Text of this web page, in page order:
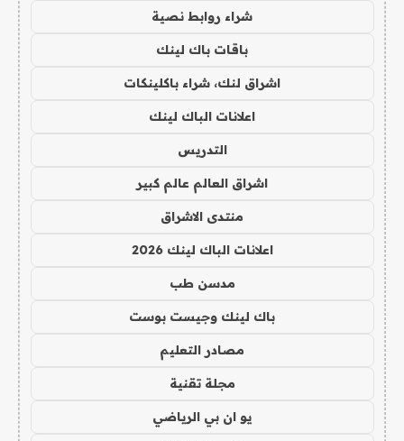
شراء روابط نصية
باقات باك لينك
اشراق لنك، شراء باكلينكات
اعلانات الباك لينك
التدريس
اشراق العالم عالم كبير
منتدى الاشراق
اعلانات الباك لينك 2026
مدسن طب
باك لينك وجيست بوست
مصادر التعليم
مجلة تقنية
يو ان بي الرياضي